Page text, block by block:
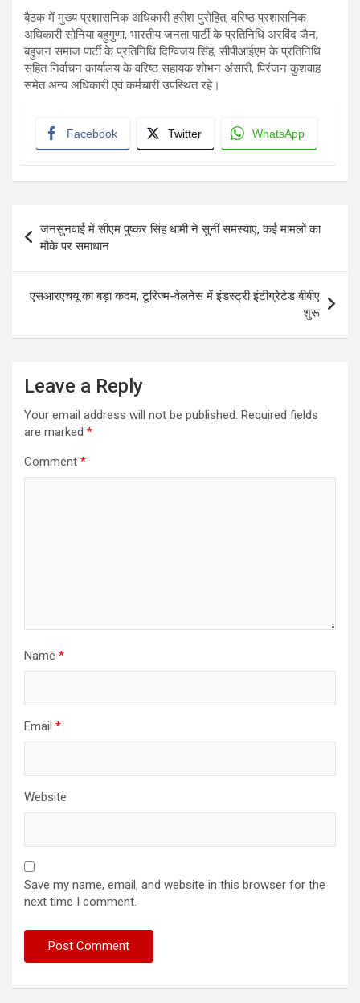
बैठक में मुख्य प्रशासनिक अधिकारी हरीश पुरोहित, वरिष्ठ प्रशासनिक
अधिकारी सोनिया बहुगुणा, भारतीय जनता पार्टी के प्रतिनिधि अरविंद जैन,
बहुजन समाज पार्टी के प्रतिनिधि दिग्विजय सिंह, सीपीआईएम के प्रतिनिधि
सहित निर्वाचन कार्यालय के वरिष्ठ सहायक शोभन अंसारी, पिरंजन कुशवाह
समेत अन्य अधिकारी एवं कर्मचारी उपस्थित रहे।
Facebook Twitter WhatsApp
navigation
जनसुनवाई में सीएम पुष्कर सिंह धामी ने सुनीं समस्याएं, कई मामलों का
मौके पर समाधान
एसआरएचयू का बड़ा कदम, टूरिज्म-वेलनेस में इंडस्ट्री इंटीग्रेटेड बीबीए
शुरू
Leave a Reply
Your email address will not be published. Required fields
are marked *
Comment *
Name *
Email *
Website
Save my name, email, and website in this browser for the
next time I comment.